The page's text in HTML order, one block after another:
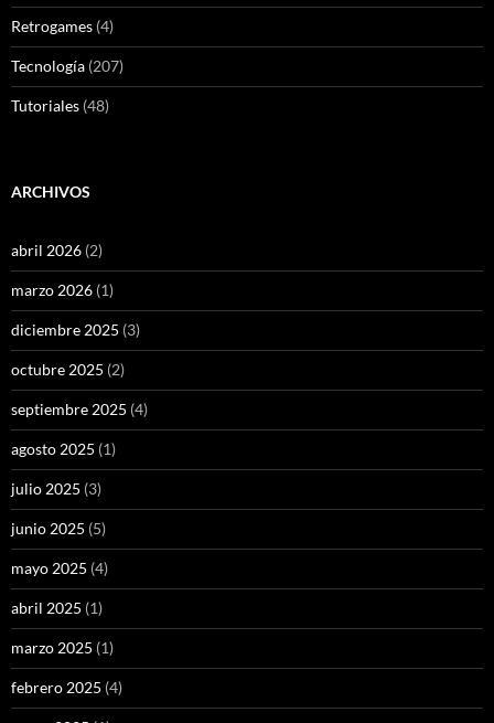
Retrogames (4)
Tecnología (207)
Tutoriales (48)
ARCHIVOS
abril 2026 (2)
marzo 2026 (1)
diciembre 2025 (3)
octubre 2025 (2)
septiembre 2025 (4)
agosto 2025 (1)
julio 2025 (3)
junio 2025 (5)
mayo 2025 (4)
abril 2025 (1)
marzo 2025 (1)
febrero 2025 (4)